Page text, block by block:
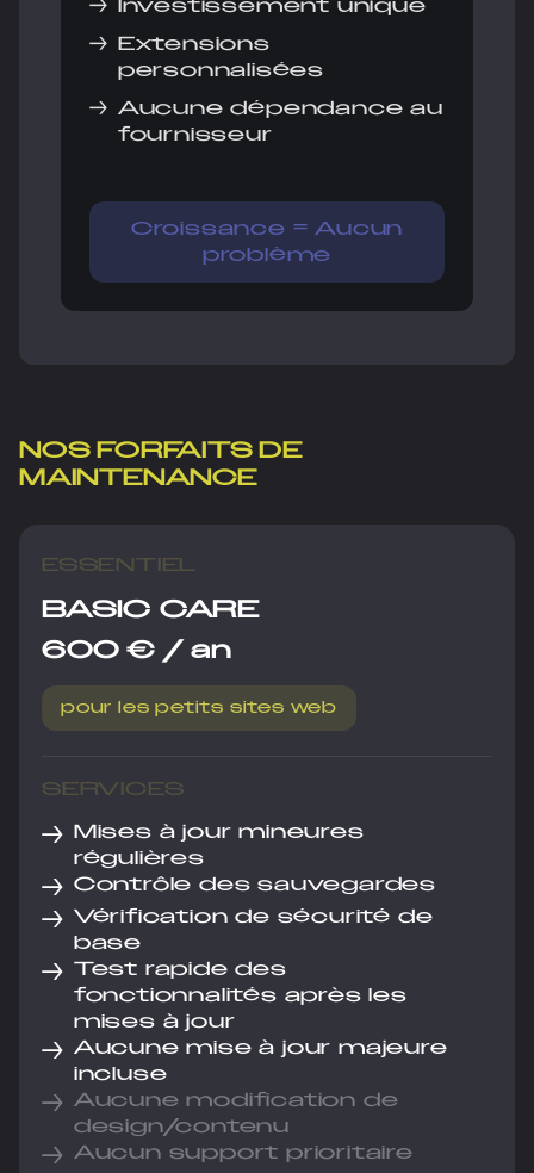
→ Investissement unique
→ Extensions
personnalisées
→ Aucune dépendance au
fournisseur
Croissance = Aucun
problème
NOS FORFAITS DE
MAINTENANCE
ESSENTIEL
BASIC CARE
600 € / an
pour les petits sites web
SERVICES
→ Mises à jour mineures
régulières
→ Contrôle des sauvegardes
→ Vérification de sécurité de
base
→ Test rapide des
fonctionnalités après les
mises à jour
→ Aucune mise à jour majeure
incluse
→ Aucune modification de
design/contenu
→ Aucun support prioritaire